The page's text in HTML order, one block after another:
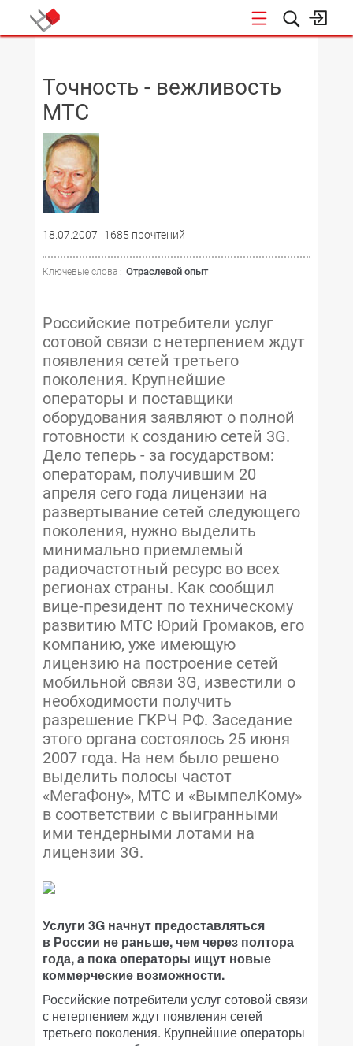
Точность - вежливость
МТС
18.07.2007 1685 прочтений
Ключевые слова : Отраслевой опыт
Российские потребители услуг
сотовой связи с нетерпением ждут
появления сетей третьего
поколения. Крупнейшие
операторы и поставщики
оборудования заявляют о полной
готовности к созданию сетей 3G.
Дело теперь - за государством:
операторам, получившим 20
апреля сего года лицензии на
развертывание сетей следующего
поколения, нужно выделить
минимально приемлемый
радиочастотный ресурс во всех
регионах страны. Как сообщил
вице-президент по техническому
развитию МТС Юрий Громаков, его
компанию, уже имеющую
лицензию на построение сетей
мобильной связи 3G, известили о
необходимости получить
разрешение ГКРЧ РФ. Заседание
этого органа состоялось 25 июня
2007 года. На нем было решено
выделить полосы частот
«МегаФону», МТС и «ВымпелКому»
в соответствии с выигранными
ими тендерными лотами на
лицензии 3G.
Услуги 3G начнут предоставляться
в России не раньше, чем через полтора
года, а пока операторы ищут новые
коммерческие возможности.
Российские потребители услуг сотовой связи
с нетерпением ждут появления сетей
третьего поколения. Крупнейшие операторы